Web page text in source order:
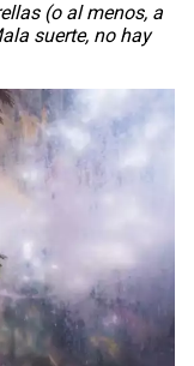
(o al menos, a
suerte, no hay